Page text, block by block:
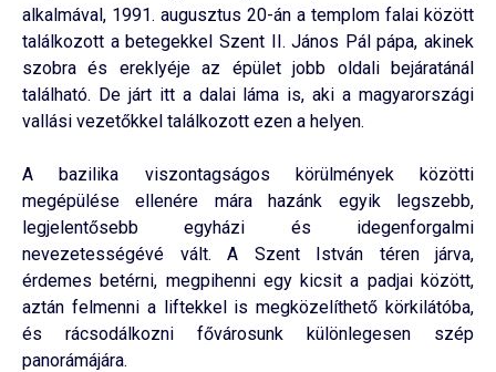
alkalmával, 1991. augusztus 20-án a templom falai között
találkozott a betegekkel Szent II. János Pál pápa, akinek
szobra és ereklyéje az épület jobb oldali bejáratánál
található. De járt itt a dalai láma is, aki a magyarországi
vallási vezetőkkel találkozott ezen a helyen.
A bazilika viszontagságos körülmények közötti
megépülése ellenére mára hazánk egyik legszebb,
legjelentősebb egyházi és idegenforgalmi
nevezetességévé vált. A Szent István téren járva,
érdemes betérni, megpihenni egy kicsit a padjai között,
aztán felmenni a liftekkel is megközelíthető körkilátóba,
és rácsodálkozni fővárosunk különlegesen szép
panorámájára.